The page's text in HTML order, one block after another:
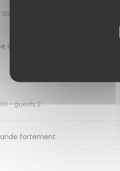
- guests 4
avec un serveur des grands
- guests 2
fortement